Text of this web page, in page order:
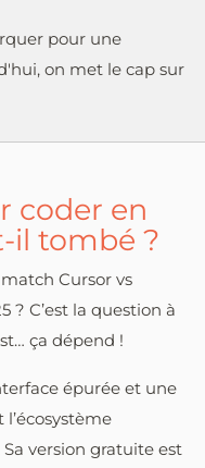
pour une
on met le cap sur
coder en
il tombé ?
Cursor vs
? C’est la question à
ça dépend !
épurée et une
version gratuite est